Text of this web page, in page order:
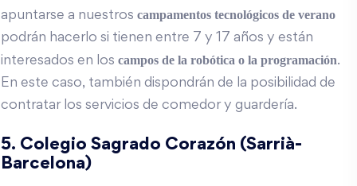
apuntarse a nuestros campamentos tecnológicos de verano
podrán hacerlo si tienen entre 7 y 17 años y están
interesados en los campos de la robótica o la programación.
En este caso, también dispondrán de la posibilidad de
contratar los servicios de comedor y guardería.
5. Colegio Sagrado Corazón (Sarrià-
Barcelona)